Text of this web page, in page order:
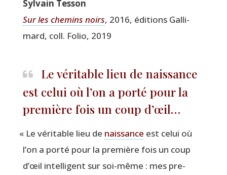
Syl­vain Tesson
Sur les che­mins noirs, 2016, édi­tions Gal­li­
mard, coll. Folio, 2019
Le véritable lieu de naissance
est celui où l’on a porté pour la
première fois un coup d’œil…
« Le véri­table lieu de nais­sance est celui où
l’on a por­té pour la pre­mière fois un coup
d’œil intel­li­gent sur soi-même : mes pre­